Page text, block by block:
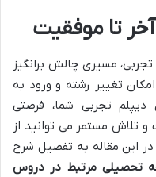
تا موفقیت
مسیری چالش برانگیز
تغییر رشته و ورود به
تجربی شما، فرصتی
تلاش مستمر می توانید از
این مقاله به تفصیل شرح
تحصیلی مرتبط در دروس